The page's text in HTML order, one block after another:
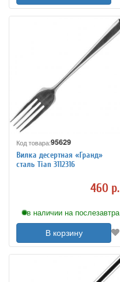
Код товара:95629
Вилка десертная «Гранд»
сталь Tian 3112316
460 р.
в наличии на послезавтра
В корзину